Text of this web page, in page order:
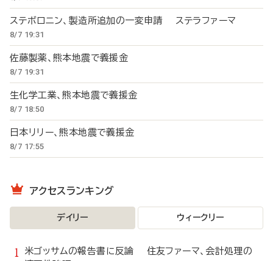
ステボロニン、製造所追加の一変申請 ステラファーマ
8/7 19:31
佐藤製薬、熊本地震で義援金
8/7 19:31
生化学工業、熊本地震で義援金
8/7 18:50
日本リリー、熊本地震で義援金
8/7 17:55
アクセスランキング
デイリー ウィークリー
米ゴッサムの報告書に反論 住友ファーマ、会計処理の